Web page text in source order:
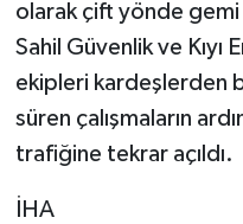
olarak çift yönde gemi
Sahil Güvenlik ve
ekipleri kardeşlerden
süren çalışmaların
trafiğine tekrar açıldı.
İHA